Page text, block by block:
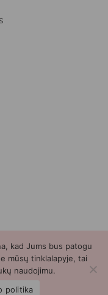
sukurtaMyra.lt
kad Jums bus patogu
mūsų tinklalapyje, tai
naudojimu.
politika